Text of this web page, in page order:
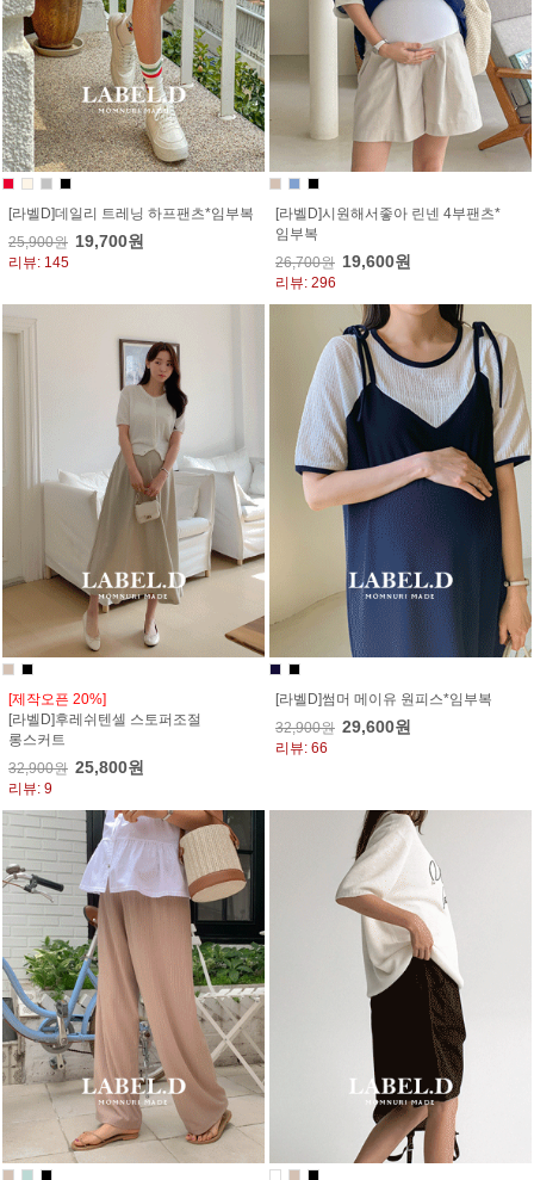
[라벨D]데일리 트레닝 하프팬츠*임부복
25,900원 19,700원
리뷰: 145
[라벨D]시원해서좋아 린넨 4부팬츠*
임부복
26,700원 19,600원
리뷰: 296
[제작오픈 20%]
[라벨D]후레쉬텐셀 스토퍼조절
롱스커트
32,900원 25,800원
리뷰: 9
[라벨D]썸머 메이유 원피스*임부복
32,900원 29,600원
리뷰: 66